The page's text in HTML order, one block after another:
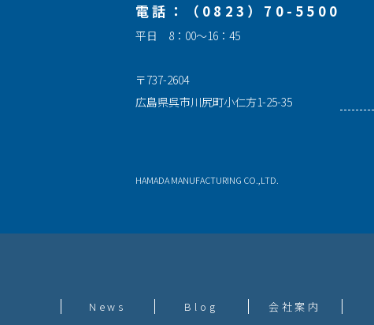
News Blog 会社案内
電話：（0823）70-5500
平日 8：00～16：45
〒737-2604
広島県呉市川尻町小仁方1-25-35
HAMADA MANUFACTURING CO.,LTD.